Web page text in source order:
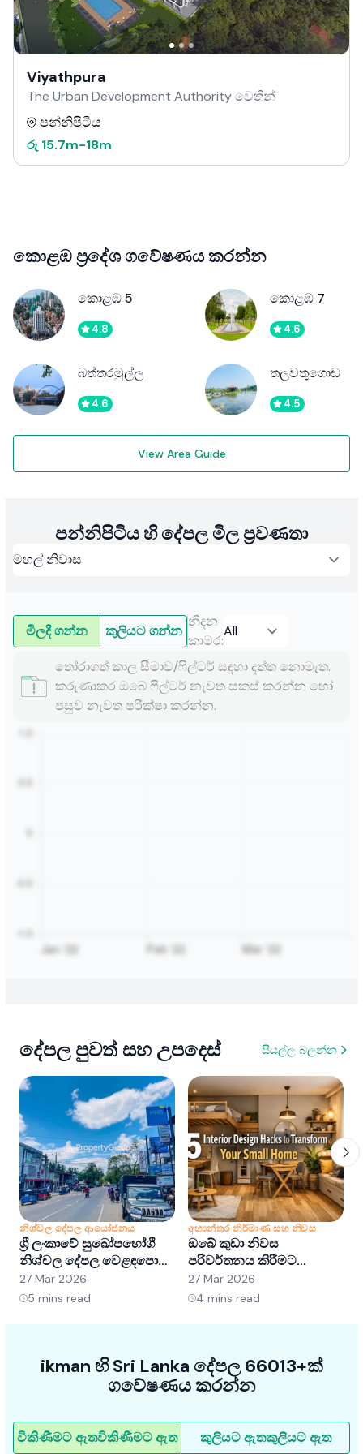
Viyathpura
The Urban Development Authority වෙතින්
පන්නිපිටිය
රු 15.7m-18m
කොළඹ ප්‍රදේශ ගවේෂණය කරන්න
කොළඹ 5
4.8
කොළඹ 7
4.6
බත්තරමුල්ල
4.6
තලවතුගොඩ
4.5
View Area Guide
පන්නිපිටිය හි දේපල මිල ප්‍රවණතා
මිලදී ගන්න කුලියට ගන්න
නිදන
කාමර:
තෝරාගත් කාල සීමාව/ෆිල්ටර් සඳහා දත්ත නොමැත.
කරුණාකර ඔබේ ෆිල්ටර් නැවත සකස් කරන්න හෝ
පසුව නැවත පරීක්ෂා කරන්න.
දේපල පුවත් සහ උපදෙස් සියල්ල බලන්න
නිශ්චල දේපල ආයෝජනය
ශ්‍රී ලංකාවේ සුඛෝපභෝගී
නිශ්චල දේපල වෙළඳපොළ
අවබෝධ කර ගැනීම:
අවස්ථා සහ ප්‍රවණතා
27 Mar 2026
5 mins read
අභ්‍යන්තර නිර්මාණ සහ නිවස
ඔබේ කුඩා නිවස
පරිවර්තනය කිරීමට
අභ්‍යන්තර සැලසුම් හක්ක
5ක්
27 Mar 2026
4 mins read
ikman හි Sri Lanka දේපල 66013+ක්
ගවේෂණය කරන්න
විකිණීමට ඇතවිකිණීමට ඇත කුලියට ඇතකුලියට ඇත